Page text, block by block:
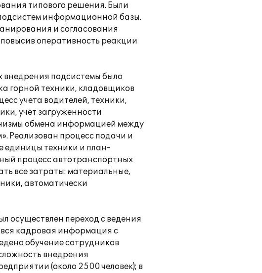
типового решения. Были
информационной базы.
и согласования
оперативность реакции
подсистемы было
горной техники, кладовщиков
учета водителей, техники,
учет загруженности
обмена информацией между
Реализован процесс подачи и
единицы техники и план-
процесс автотранспортных
все затраты: материальные,
автоматически
осуществлен переход с ведения
кадровая информация с
обучение сотрудников
внедрения
(около 2500 человек); в